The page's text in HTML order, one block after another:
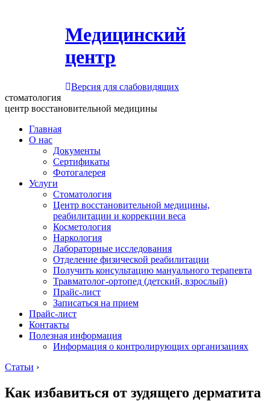
Медицинский
центр
Версия для слабовидящих
стоматология
центр восстановительной медицины
Главная
О нас
Документы
Сертификаты
Фотогалерея
Услуги
Стоматология
Центр восстановительной медицины,
реабилитации и коррекции веса
Косметология
Наркология
Лабораторные исследования
Отделение физической реабилитации
Получить консультацию мануального терапевта
Травматолог-ортопед (детский, взрослый)
Прайс-лист
Записаться на прием
Прайс-лист
Контакты
Полезная информация
Информация о контролирующих организациях
Статьи ›
Как избавиться от зудящего дерматита